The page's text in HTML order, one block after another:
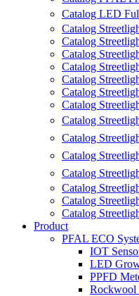
Catalog LED
Catalog
Catalog
Catalog
Catalog
Catalog
Catalog
Catalog
Catalog
Catalog
Catalog
Catalog
Catalog
Catalog
Catalog
Product
PFAL ECO
IOT
LED
PPFD
Rockwool